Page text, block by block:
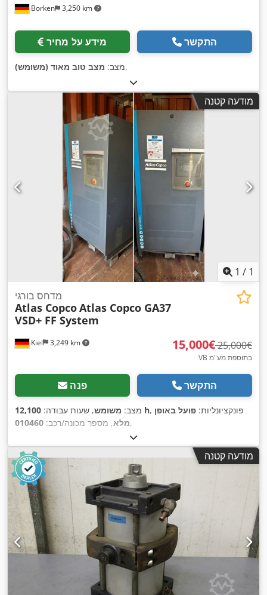
Borken 3,250 km
מידע על מחיר התקשר
מצב: מצב טוב מאוד (משומש) ,
מודעה קטנה
1 / 1
Kiel 3,249 km
מדחס בורגי
Atlas CopcoAtlas Copco GA37
VSD+ FF System
‏15,000 ‏€ ‏25,000 ‏€
VB בתוספת מע"מ
פנה התקשר
מצב: משומש, שעות עבודה: 12,100 h , פונקציונליות: פועל באופן
מלא, מספר מכונה/רכב: 010460 ,
מודעה קטנה